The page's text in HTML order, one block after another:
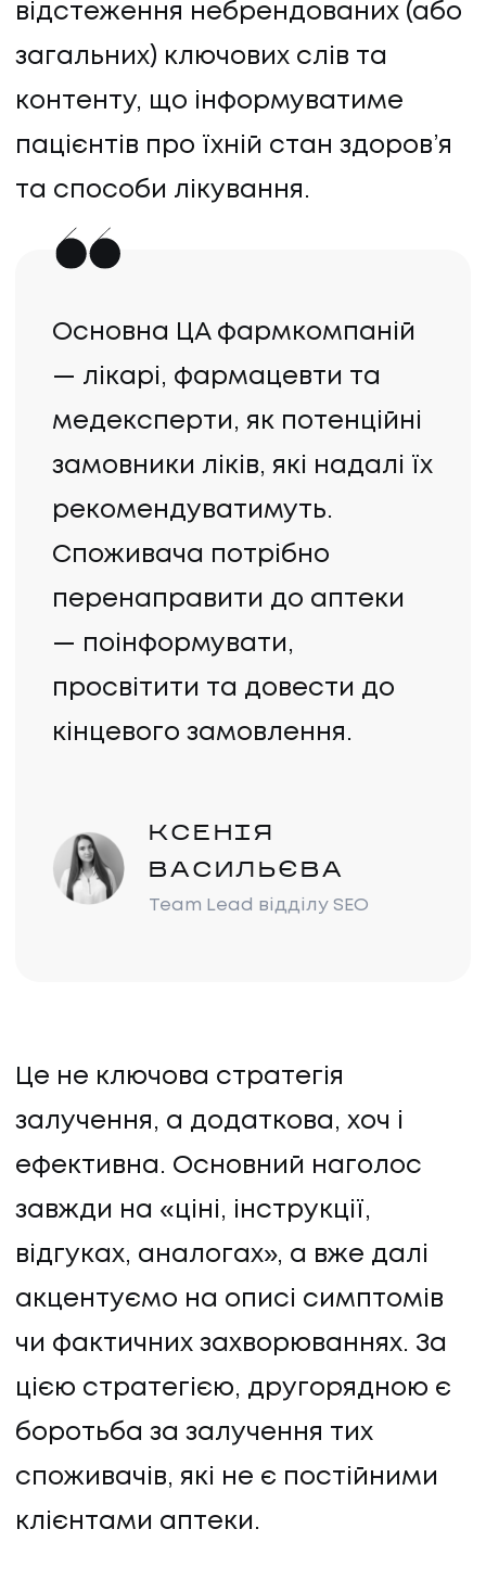
відстеження небрендованих (або
загальних) ключових слів та
контенту, що інформуватиме
пацієнтів про їхній стан здоров’я
та способи лікування.
Основна ЦА фармкомпаній
— лікарі, фармацевти та
медексперти, як потенційні
замовники ліків, які надалі їх
рекомендуватимуть.
Споживача потрібно
перенаправити до аптеки
— поінформувати,
просвітити та довести до
кінцевого замовлення.
КСЕНІЯ
ВАСИЛЬЄВА
Team Lead відділу SEO
Це не ключова стратегія
залучення, а додаткова, хоч і
ефективна. Основний наголос
завжди на «ціні, інструкції,
відгуках, аналогах», а вже далі
акцентуємо на описі симптомів
чи фактичних захворюваннях. За
цією стратегією, другорядною є
боротьба за залучення тих
споживачів, які не є постійними
клієнтами аптеки.